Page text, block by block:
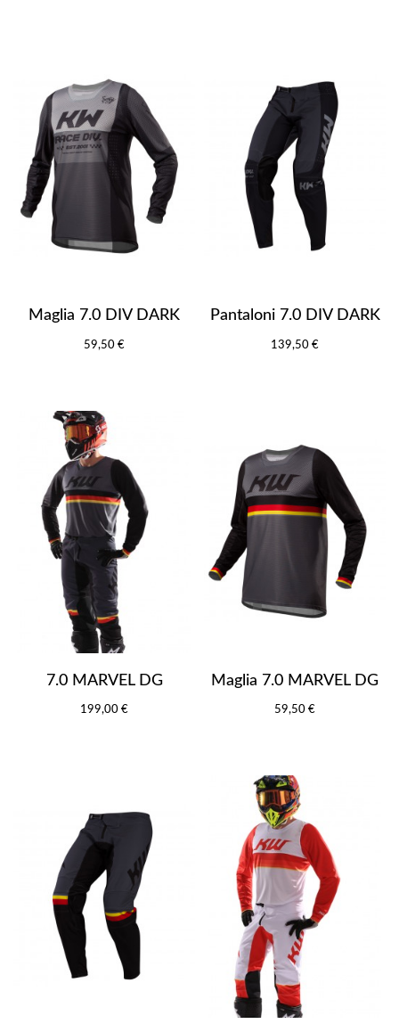
Maglia 7.0 DIV DARK
59,50 €
Pantaloni 7.0 DIV DARK
139,50 €
7.0 MARVEL DG
199,00 €
Maglia 7.0 MARVEL DG
59,50 €